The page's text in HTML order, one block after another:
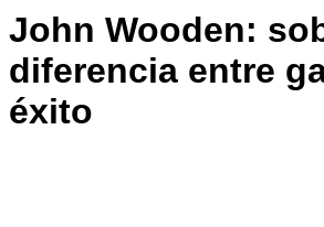
John Wooden:
diferencia entre
éxito